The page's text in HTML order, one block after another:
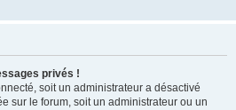
privés !
soit un administrateur a désactivé
sur le forum, soit un administrateur ou un